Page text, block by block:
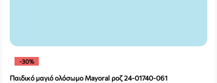
-30%
Παιδικό μαγιό ολόσωμο Mayoral ροζ 24-01740-061